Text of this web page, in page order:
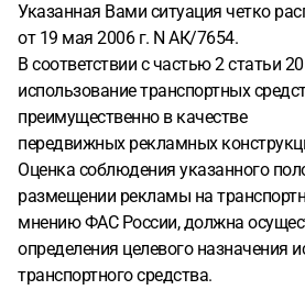
Указанная Вами ситуация четко
от 19 мая 2006 г. N АК/7654.
В соответствии с частью 2 статьи
использование транспортных
преимущественно в качестве
передвижных рекламных
Оценка соблюдения указанного
размещении рекламы на
мнению ФАС России, должна
определения целевого назначения
транспортного средства.